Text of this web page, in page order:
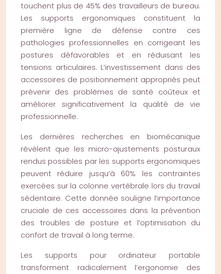
touchent plus de 45% des travailleurs de bureau.
Les supports ergonomiques constituent la
première ligne de défense contre ces
pathologies professionnelles en corrigeant les
postures défavorables et en réduisant les
tensions articulaires. L’investissement dans des
accessoires de positionnement appropriés peut
prévenir des problèmes de santé coûteux et
améliorer significativement la qualité de vie
professionnelle.
Les dernières recherches en biomécanique
révèlent que les micro-ajustements posturaux
rendus possibles par les supports ergonomiques
peuvent réduire jusqu’à 60% les contraintes
exercées sur la colonne vertébrale lors du travail
sédentaire. Cette donnée souligne l’importance
cruciale de ces accessoires dans la prévention
des troubles de posture et l’optimisation du
confort de travail à long terme.
Les supports pour ordinateur portable
transforment radicalement l’ergonomie des